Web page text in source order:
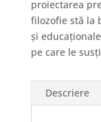
proiectarea
filozofie stă la
și
pe care le
Descriere